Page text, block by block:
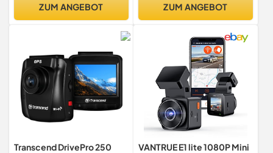
Bewegungserkennung,
ZUM ANGEBOT
Sensor HDR, Ultra
140°Weitwinkel Auto
ZUM ANGEBOT
Transcend DrivePro 250
VANTRUE E1 lite 1080P Mini